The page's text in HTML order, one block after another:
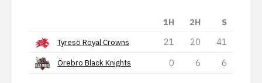
1H 2H S
Tyresö Royal Crowns 21 20 41
Örebro Black Knights 0 6 6